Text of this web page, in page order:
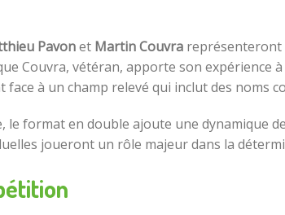
Pavonet Martin Couvra représenteront
Couvra, vétéran, apporte son expérience
à un champ relevé qui inclut des noms
le format en double ajoute une dynamique
joueront un rôle majeur dans la